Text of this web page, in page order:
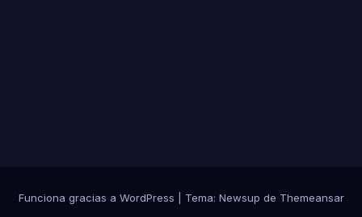
Funciona gracias a WordPress Tema: Newsup de Themeansar